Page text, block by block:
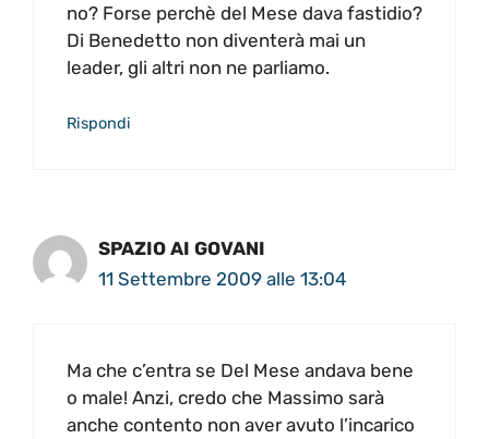
no? Forse perchè del Mese dava fastidio?
Di Benedetto non diventerà mai un
leader, gli altri non ne parliamo.
Rispondi
SPAZIO AI GOVANI
11 Settembre 2009 alle 13:04
Ma che c’entra se Del Mese andava bene
o male! Anzi, credo che Massimo sarà
anche contento non aver avuto l’incarico